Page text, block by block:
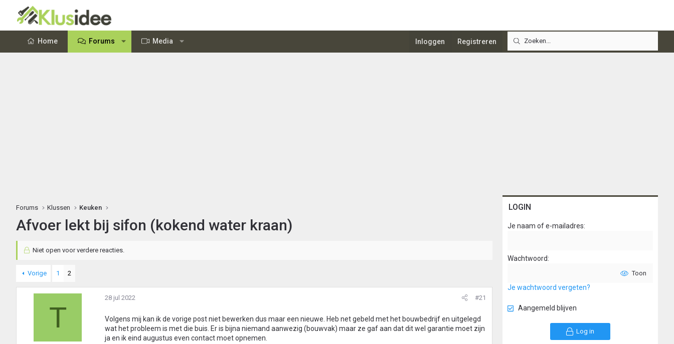
Home Forums Media Inloggen Registreren
Forums Klussen Keuken
Afvoer lekt bij sifon (kokend water kraan)
Niet open voor verdere reacties.
Vorige 1 2
T
28 jul 2022 #21
Volgens mij kan ik de vorige post niet bewerken dus maar een nieuwe. Heb net gebeld met het bouwbedrijf en uitgelegd
wat het probleem is met die buis. Er is bijna niemand aanwezig (bouwvak) maar ze gaf aan dat dit wel garantie moet zijn
ja en ik eind augustus even contact moet opnemen.
LOGIN
Je naam of e-mailadres
Wachtwoord
Toon
Je wachtwoord vergeten?
Aangemeld blijven
Log in